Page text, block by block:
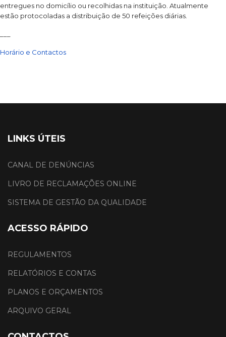
entregues no domicílio ou recolhidas na instituição. Atualmente
estão protocoladas a distribuição de 50 refeições diárias.
Horário e Contactos
LINKS ÚTEIS
CANAL DE DENÚNCIAS
LIVRO DE RECLAMAÇÕES ONLINE
SISTEMA DE GESTÃO DA QUALIDADE
ACESSO RÁPIDO
REGULAMENTOS
RELATÓRIOS E CONTAS
PLANOS E ORÇAMENTOS
ARQUIVO GERAL